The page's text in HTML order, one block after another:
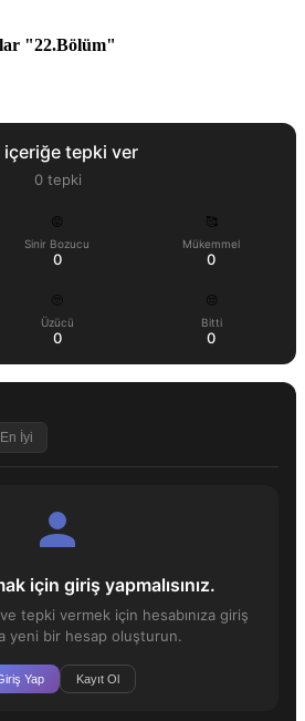
"22.Bölüm"
içeriğe tepki ver
0tepki
😡
Sinir Bozucu
0
🥰
Mükemmel
0
Üzücü
0
😔
Bitti
0
En İyi
için giriş yapmalısınız.
tepki vermek için hesabınıza giriş
yeni bir hesap oluşturun.
Yap Kayıt Ol